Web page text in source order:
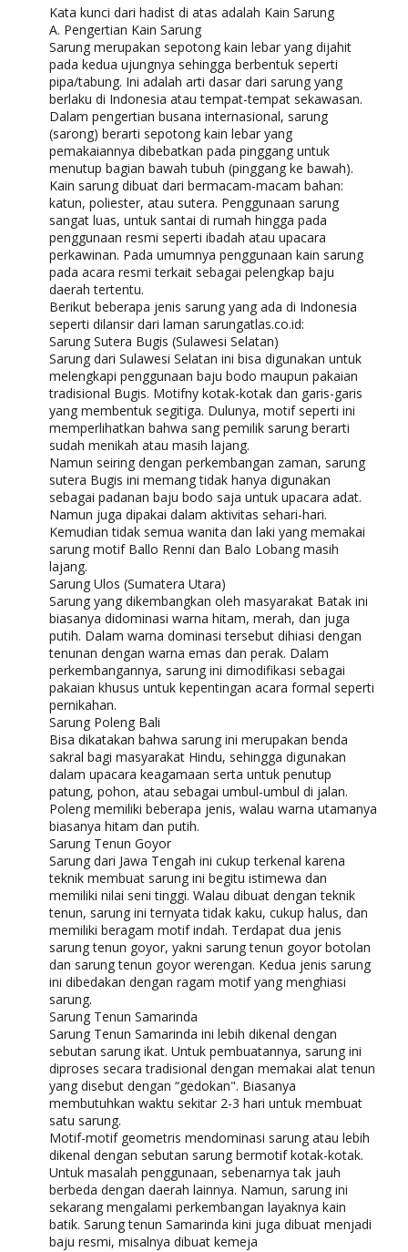
Kata kunci dari hadist di atas adalah Kain Sarung
A. Pengertian Kain Sarung
Sarung merupakan sepotong kain lebar yang dijahit
pada kedua ujungnya sehingga berbentuk seperti
pipa/tabung. Ini adalah arti dasar dari sarung yang
berlaku di Indonesia atau tempat-tempat sekawasan.
Dalam pengertian busana internasional, sarung
(sarong) berarti sepotong kain lebar yang
pemakaiannya dibebatkan pada pinggang untuk
menutup bagian bawah tubuh (pinggang ke bawah).
Kain sarung dibuat dari bermacam-macam bahan:
katun, poliester, atau sutera. Penggunaan sarung
sangat luas, untuk santai di rumah hingga pada
penggunaan resmi seperti ibadah atau upacara
perkawinan. Pada umumnya penggunaan kain sarung
pada acara resmi terkait sebagai pelengkap baju
daerah tertentu.
Berikut beberapa jenis sarung yang ada di Indonesia
seperti dilansir dari laman sarungatlas.co.id:
Sarung Sutera Bugis (Sulawesi Selatan)
Sarung dari Sulawesi Selatan ini bisa digunakan untuk
melengkapi penggunaan baju bodo maupun pakaian
tradisional Bugis. Motifny kotak-kotak dan garis-garis
yang membentuk segitiga. Dulunya, motif seperti ini
memperlihatkan bahwa sang pemilik sarung berarti
sudah menikah atau masih lajang.
Namun seiring dengan perkembangan zaman, sarung
sutera Bugis ini memang tidak hanya digunakan
sebagai padanan baju bodo saja untuk upacara adat.
Namun juga dipakai dalam aktivitas sehari-hari.
Kemudian tidak semua wanita dan laki yang memakai
sarung motif Ballo Renni dan Balo Lobang masih
lajang.
Sarung Ulos (Sumatera Utara)
Sarung yang dikembangkan oleh masyarakat Batak ini
biasanya didominasi warna hitam, merah, dan juga
putih. Dalam warna dominasi tersebut dihiasi dengan
tenunan dengan warna emas dan perak. Dalam
perkembangannya, sarung ini dimodifikasi sebagai
pakaian khusus untuk kepentingan acara formal seperti
pernikahan.
Sarung Poleng Bali
Bisa dikatakan bahwa sarung ini merupakan benda
sakral bagi masyarakat Hindu, sehingga digunakan
dalam upacara keagamaan serta untuk penutup
patung, pohon, atau sebagai umbul-umbul di jalan.
Poleng memiliki beberapa jenis, walau warna utamanya
biasanya hitam dan putih.
Sarung Tenun Goyor
Sarung dari Jawa Tengah ini cukup terkenal karena
teknik membuat sarung ini begitu istimewa dan
memiliki nilai seni tinggi. Walau dibuat dengan teknik
tenun, sarung ini ternyata tidak kaku, cukup halus, dan
memiliki beragam motif indah. Terdapat dua jenis
sarung tenun goyor, yakni sarung tenun goyor botolan
dan sarung tenun goyor werengan. Kedua jenis sarung
ini dibedakan dengan ragam motif yang menghiasi
sarung.
Sarung Tenun Samarinda
Sarung Tenun Samarinda ini lebih dikenal dengan
sebutan sarung ikat. Untuk pembuatannya, sarung ini
diproses secara tradisional dengan memakai alat tenun
yang disebut dengan “gedokan". Biasanya
membutuhkan waktu sekitar 2-3 hari untuk membuat
satu sarung.
Motif-motif geometris mendominasi sarung atau lebih
dikenal dengan sebutan sarung bermotif kotak-kotak.
Untuk masalah penggunaan, sebenarnya tak jauh
berbeda dengan daerah lainnya. Namun, sarung ini
sekarang mengalami perkembangan layaknya kain
batik. Sarung tenun Samarinda kini juga dibuat menjadi
baju resmi, misalnya dibuat kemeja